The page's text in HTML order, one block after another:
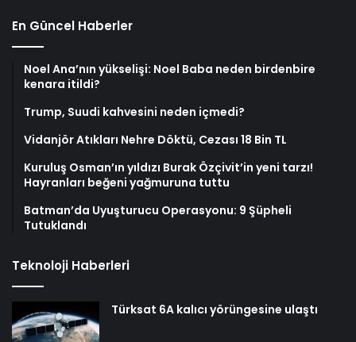
En Güncel Haberler
Noel Ana’nın yükselişi: Noel Baba neden birdenbire
kenara itildi?
Trump, Suudi kahvesini neden içmedi?
Vidanjör Atıkları Nehre Döktü, Cezası 18 Bin TL
Kuruluş Osman’ın yıldızı Burak Özçivit’in yeni tarzı!
Hayranları beğeni yağmuruna tuttu
Batman’da Uyuşturucu Operasyonu: 9 Şüpheli
Tutuklandı
Teknoloji Haberleri
Türksat 6A kalıcı yörüngesine ulaştı